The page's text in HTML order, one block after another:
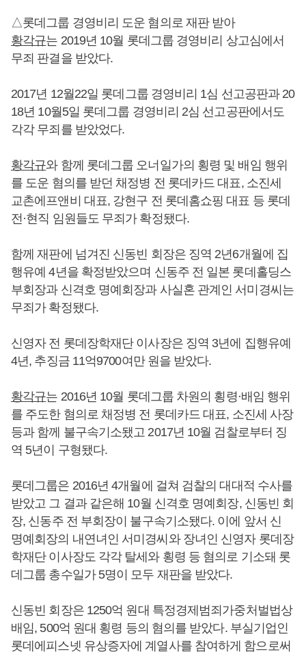
△롯데그룹 경영비리 도운 혐의로 재판 받아
황각규는 2019년 10월 롯데그룹 경영비리 상고심에서
무죄 판결을 받았다.
2017년 12월22일 롯데그룹 경영비리 1심 선고공판과 20
18년 10월5일 롯데그룹 경영비리 2심 선고공판에서도
각각 무죄를 받았었다.
황각규와 함께 롯데그룹 오너일가의 횡령 및 배임 행위
를 도운 혐의를 받던 채정병 전 롯데카드 대표, 소진세
교촌에프앤비 대표, 강현구 전 롯데홈쇼핑 대표 등 롯데
전·현직 임원들도 무죄가 확정됐다.
함께 재판에 넘겨진 신동빈 회장은 징역 2년6개월에 집
행유예 4년을 확정받았으며 신동주 전 일본 롯데홀딩스
부회장과 신격호 명예회장과 사실혼 관계인 서미경씨는
무죄가 확정됐다.
신영자 전 롯데장학재단 이사장은 징역 3년에 집행유예
4년, 추징금 11억9700여만 원을 받았다.
황각규는 2016년 10월 롯데그룹 차원의 횡령·배임 행위
를 주도한 혐의로 채정병 전 롯데카드 대표, 소진세 사장
등과 함께 불구속기소됐고 2017년 10월 검찰로부터 징
역 5년이 구형됐다.
롯데그룹은 2016년 4개월에 걸쳐 검찰의 대대적 수사를
받았고 그 결과 같은해 10월 신격호 명예회장, 신동빈 회
장, 신동주 전 부회장이 불구속기소됐다. 이에 앞서 신
명예회장의 내연녀인 서미경씨와 장녀인 신영자 롯데장
학재단 이사장도 각각 탈세와 횡령 등 혐의로 기소돼 롯
데그룹 총수일가 5명이 모두 재판을 받았다.
신동빈 회장은 1250억 원대 특정경제범죄가중처벌법상
배임, 500억 원대 횡령 등의 혐의를 받았다. 부실기업인
롯데에피스넷 유상증자에 계열사를 참여하게 함으로써